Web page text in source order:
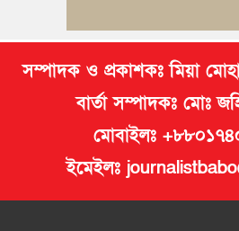
সম্পাদক ও প্রকাশকঃ মিয়া
বার্তা সম্পাদকঃ মোঃ
মোবাইলঃ
ইমেইলঃ